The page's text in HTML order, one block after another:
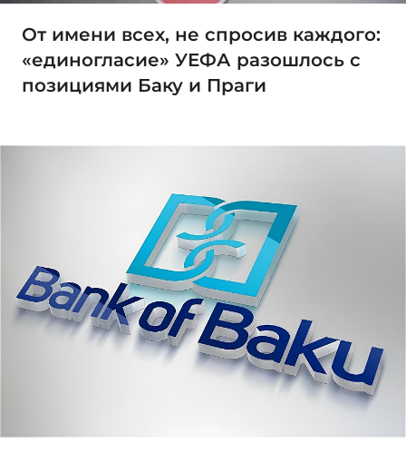
От имени всех, не спросив каждого:
«единогласие» УЕФА разошлось с
позициями Баку и Праги